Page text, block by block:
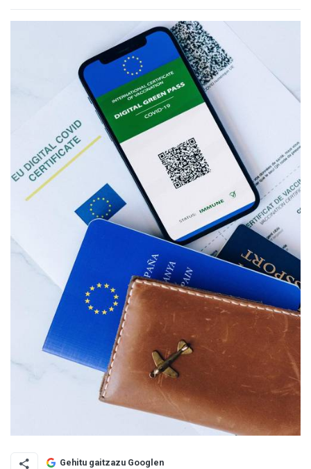
Gehitu gaitzazu Googlen